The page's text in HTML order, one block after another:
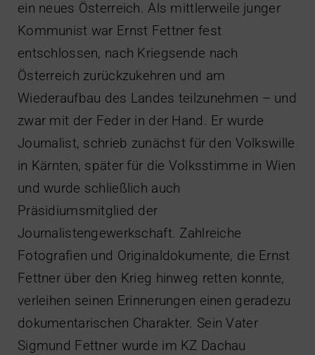
ein neues Österreich. Als mittlerweile junger
Kommunist war Ernst Fettner fest
entschlossen, nach Kriegsende nach
Österreich zurückzukehren und am
Wiederaufbau des Landes teilzunehmen – und
zwar mit der Feder in der Hand. Er wurde
Journalist, schrieb zunächst für den Volkswille
in Kärnten, später für die Volksstimme in Wien
und wurde schließlich auch
Präsidiumsmitglied der
Journalistengewerkschaft. Zahlreiche
Fotografien und Originaldokumente, die Ernst
Fettner über den Krieg hinweg retten konnte,
verleihen seinen Erinnerungen einen geradezu
dokumentarischen Charakter. Sein Vater
Sigmund Fettner wurde im KZ Dachau